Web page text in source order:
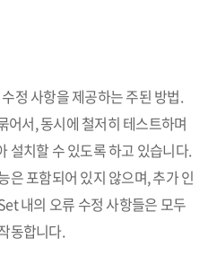
정 사항을 제공하는 주된 방법.
서, 동시에 철저히 테스트하며
설치할 수 있도록 하고 있습니다.
은 포함되어 있지 않으며, 추가 인
내의 오류 수정 사항들은 모두
동합니다.